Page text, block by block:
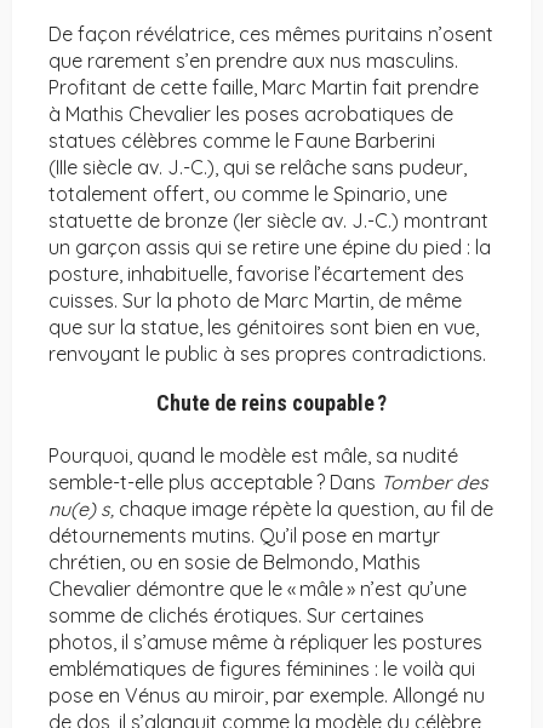
De façon révélatrice, ces mêmes puritains n’osent
que rarement s’en prendre aux nus masculins.
Profitant de cette faille, Marc Martin fait prendre
à Mathis Chevalier les poses acrobatiques de
statues célèbres comme le Faune Barberini
(IIIe siècle av. J.-C.), qui se relâche sans pudeur,
totalement offert, ou comme le Spinario, une
statuette de bronze (Ier siècle av. J.-C.) montrant
un garçon assis qui se retire une épine du pied : la
posture, inhabituelle, favorise l’écartement des
cuisses. Sur la photo de Marc Martin, de même
que sur la statue, les génitoires sont bien en vue,
renvoyant le public à ses propres contradictions.
Chute de reins coupable?
Pourquoi, quand le modèle est mâle, sa nudité
semble-t-elle plus acceptable ? Dans Tomber des
nu(e) s, chaque image répète la question, au fil de
détournements mutins. Qu’il pose en martyr
chrétien, ou en sosie de Belmondo, Mathis
Chevalier démontre que le « mâle » n’est qu’une
somme de clichés érotiques. Sur certaines
photos, il s’amuse même à répliquer les postures
emblématiques de figures féminines : le voilà qui
pose en Vénus au miroir, par exemple. Allongé nu
de dos, il s’alanguit comme la modèle du célèbre